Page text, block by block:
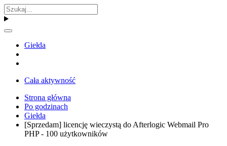
Giełda
Cała aktywność
Strona główna
Po godzinach
Giełda
[Sprzedam] licencję wieczystą do Afterlogic Webmail Pro
PHP - 100 użytkowników